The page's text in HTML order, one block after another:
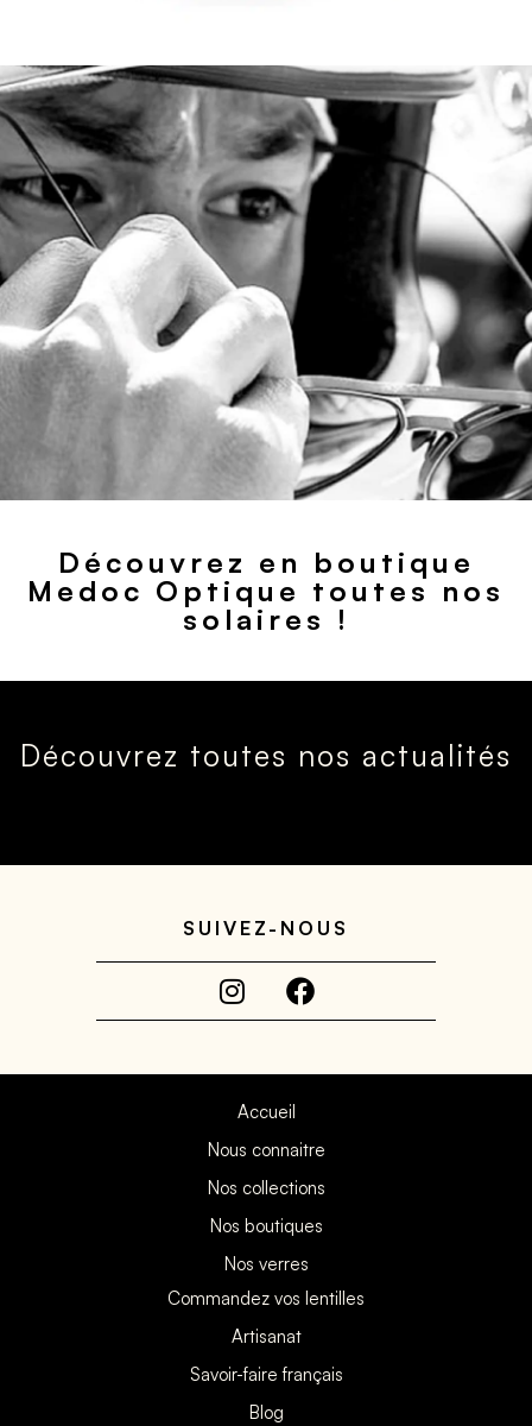
Découvrez en boutique
Medoc Optique toutes nos
solaires !
Découvrez toutes nos actualités
SUIVEZ-NOUS
Accueil
Nous connaitre
Nos collections
Nos boutiques
Nos verres
Commandez vos lentilles
Artisanat
Savoir-faire français
Blog